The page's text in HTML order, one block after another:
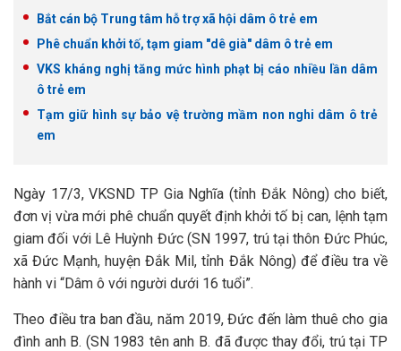
Bắt cán bộ Trung tâm hỗ trợ xã hội dâm ô trẻ em
Phê chuẩn khởi tố, tạm giam "dê già" dâm ô trẻ em
VKS kháng nghị tăng mức hình phạt bị cáo nhiều lần dâm
ô trẻ em
Tạm giữ hình sự bảo vệ trường mầm non nghi dâm ô trẻ
em
Ngày 17/3, VKSND TP Gia Nghĩa (tỉnh Đắk Nông) cho biết,
đơn vị vừa mới phê chuẩn quyết định khởi tố bị can, lệnh tạm
giam đối với Lê Huỳnh Đức (SN 1997, trú tại thôn Đức Phúc,
xã Đức Mạnh, huyện Đắk Mil, tỉnh Đắk Nông) để điều tra về
hành vi “Dâm ô với người dưới 16 tuổi”.
Theo điều tra ban đầu, năm 2019, Đức đến làm thuê cho gia
đình anh B. (SN 1983 tên anh B. đã được thay đổi, trú tại TP